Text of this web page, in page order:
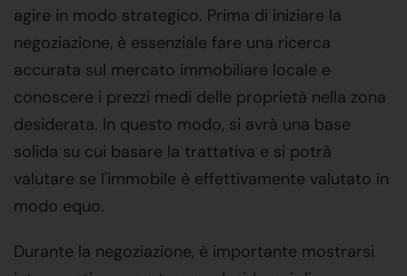
agire in modo strategico. Prima di iniziare la
negoziazione, è essenziale fare una ricerca
accurata sul mercato immobiliare locale e
conoscere i prezzi medi delle proprietà nella zona
desiderata. In questo modo, si avrà una base
solida su cui basare la trattativa e si potrà
valutare se l'immobile è effettivamente valutato in
modo equo.
Durante la negoziazione, è importante mostrarsi